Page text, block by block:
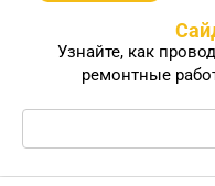
Узнайте, как
ремонтные
Поиск: